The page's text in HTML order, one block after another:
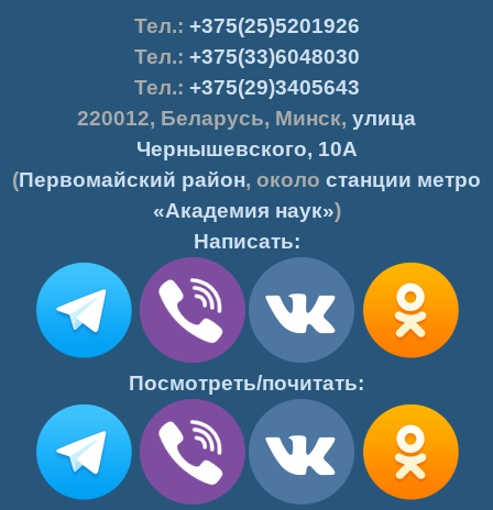
Тел.: +375(25)5201926
Тел.: +375(33)6048030
Тел.: +375(29)3405643
220012, Беларусь, Минск, улица
Чернышевского, 10А
(Первомайский район, около станции метро
«Академия наук»)
Написать:
Посмотреть/почитать: